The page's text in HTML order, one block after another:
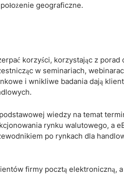
geograficzne.
korzyści, korzystając z
w seminariach,
i wnikliwe badania dają
wiedzy na temat
rynku walutowego, a
po rynkach dla
firmy pocztą elektroniczną,